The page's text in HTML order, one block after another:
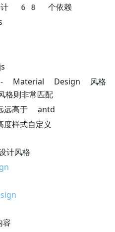
68 个依赖
Material Design 风格
则非常匹配
远高于 antd
度样式自定义
风格